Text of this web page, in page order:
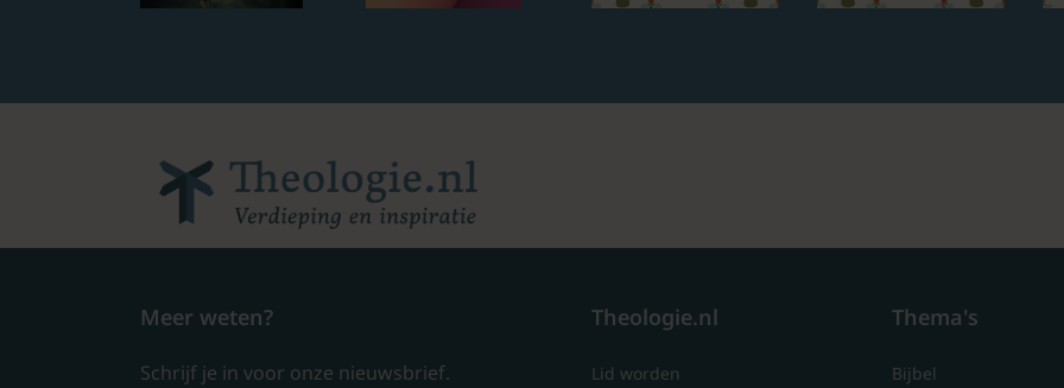
Meer weten?
Schrijf je in voor onze nieuwsbrief.
Theologie.nl
Lid worden
Thema's
Bijbel